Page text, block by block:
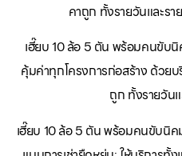
คาถูก ทั้งรายวันและรา
เฮี๊ยบ 10 ล้อ 5 ตัน พร้อมคนขับ
คุ้มค่าทุกโครงการก่อสร้าง ด้วยบ
ถูก ทั้งรายวัน
เฮี๊ยบ 10 ล้อ 5 ตัน พร้อมคนขับนิ